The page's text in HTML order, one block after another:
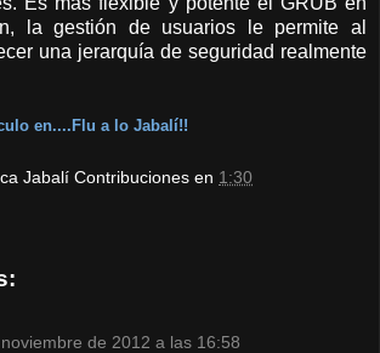
la gestión de usuarios le permite al
una jerarquía de seguridad realmente
en....Flu a lo Jabalí!!
Jabalí Contribuciones en 1:30
de 2012 a las 16:58